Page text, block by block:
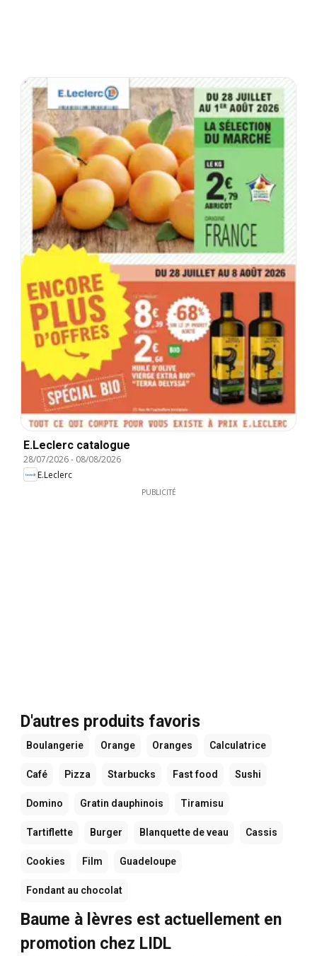
E.Leclerc catalogue
28/07/2026- 08/08/2026
E.Leclerc
PUBLICITÉ
D'autres produits favoris
Boulangerie Orange Oranges Calculatrice
Café Pizza Starbucks Fast food Sushi
Domino Gratin dauphinois Tiramisu
Tartiflette Burger Blanquette de veau Cassis
Cookies Film Guadeloupe
Fondant au chocolat
Baume à lèvres est actuellement en
promotion chez LIDL